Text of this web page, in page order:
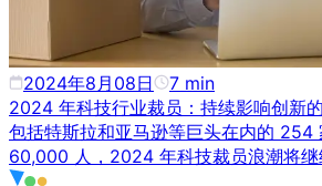
2024年8月08日 7 min
2024 年科技行业裁员：持续影响创新
包括特斯拉和亚马逊等巨头在内的 254
60,000 人，2024 年科技裁员浪潮将继